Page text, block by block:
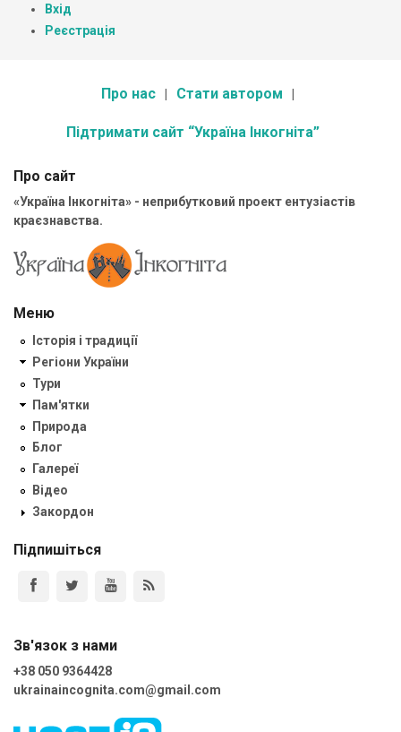
Вхід
Реєстрація
Про нас Стати автором
Підтримати сайт “Україна Інкогніта”
Про сайт
«Україна Інкогніта» - неприбутковий проект ентузіастів
краєзнавства.
Меню
Історія і традиції
Регіони України
Тури
Пам'ятки
Природа
Блог
Галереї
Відео
Закордон
Підпишіться
Зв'язок з нами
+38 050 9364428
ukrainaincognita.com@gmail.com